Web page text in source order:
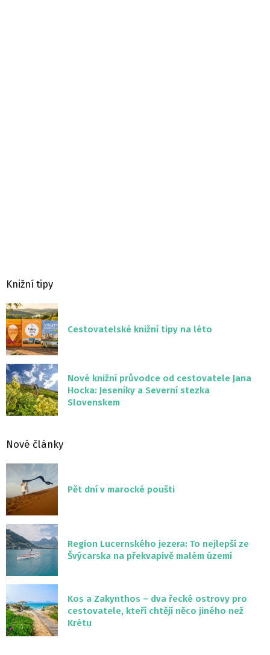
Knižní tipy
Cestovatelské knižní tipy na léto
Nové knižní průvodce od cestovatele Jana
Hocka: Jeseníky a Severní stezka
Slovenskem
Nové články
Pět dní v marocké poušti
Region Lucernského jezera: To nejlepší ze
Švýcarska na překvapivě malém území
Kos a Zakynthos – dva řecké ostrovy pro
cestovatele, kteří chtějí něco jiného než
Krétu